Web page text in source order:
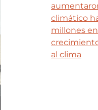
climático
millones
al clima